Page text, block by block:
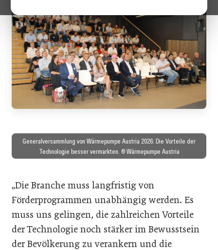
Generalversammlung von Wärmepumpe Austria 2026: Die Vorteile der
Technologie besser vermarkten. © Wärmepumpe Austria
„Die Branche muss langfristig von
Förderprogrammen unabhängig werden. Es
muss uns gelingen, die zahlreichen Vorteile
der Technologie noch stärker im Bewusstsein
der Bevölkerung zu verankern und die